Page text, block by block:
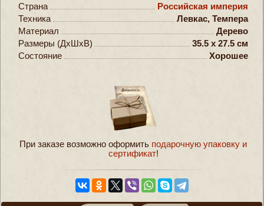
Страна
Российская империя
Техника
Левкас, Темпера
Материал
Дерево
Размеры (ДxШxВ)
35.5 x 27.5 см
Состояние
Хорошее
При заказе возможно оформить подарочную упаковку и
сертификат!